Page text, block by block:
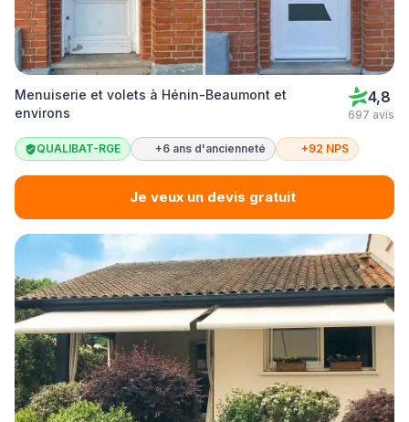
Menuiserie et volets à Hénin-Beaumont et
environs
4,8
697 avis
QUALIBAT-RGE +6 ans d'ancienneté +92 NPS
Je veux un devis gratuit